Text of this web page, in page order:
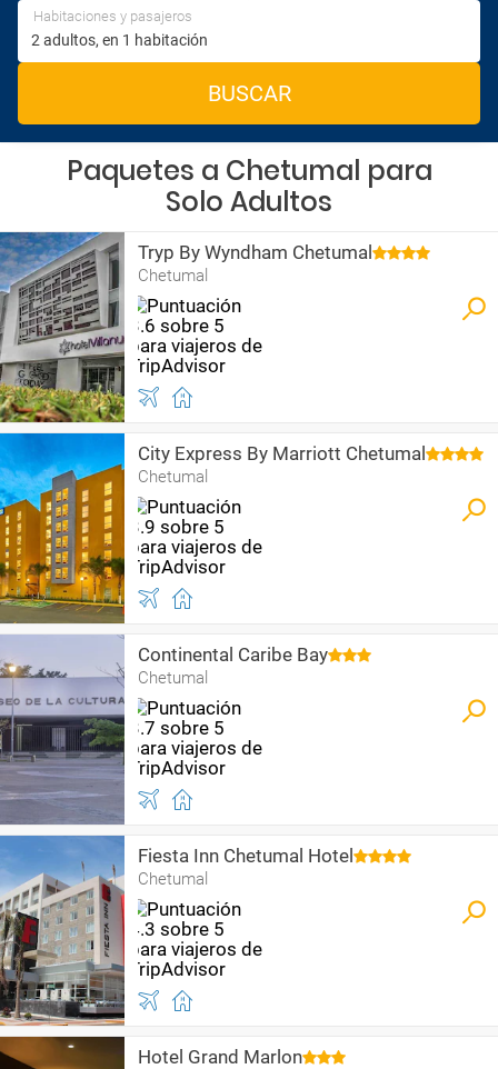
Habitaciones y pasajeros
BUSCAR
Paquetes a Chetumal para
Solo Adultos
Tryp By Wyndham Chetumal
Chetumal
City Express By Marriott Chetumal
Chetumal
Continental Caribe Bay
Chetumal
Fiesta Inn Chetumal Hotel
Chetumal
Hotel Grand Marlon